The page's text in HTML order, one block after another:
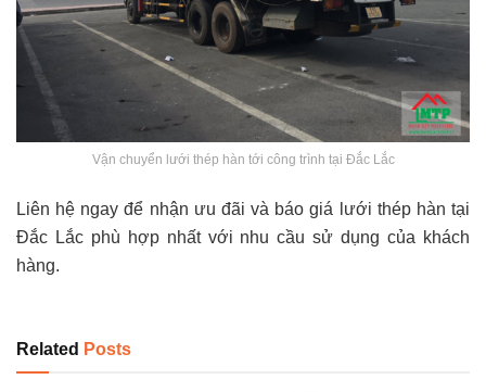
Vận chuyển lưới thép hàn tới công trình tại Đắc Lắc
Liên hệ ngay để nhận ưu đãi và báo giá lưới thép hàn tại
Đắc Lắc phù hợp nhất với nhu cầu sử dụng của khách
hàng.
Related Posts